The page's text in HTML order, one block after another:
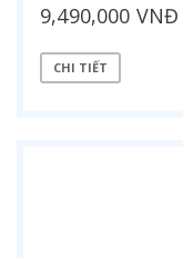
9,490,000 VNĐ
CHI TIẾT